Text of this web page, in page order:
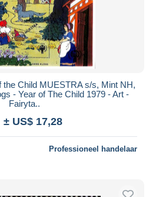
the Child MUESTRA s/s, Mint NH,
- Year of The Child 1979 - Art -
Fairyta..
± US$ 17,28
Professioneel handelaar